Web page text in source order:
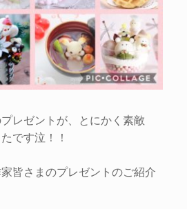
レゼントが、とにかく素敵
です泣！！
皆さまのプレゼントのご紹介